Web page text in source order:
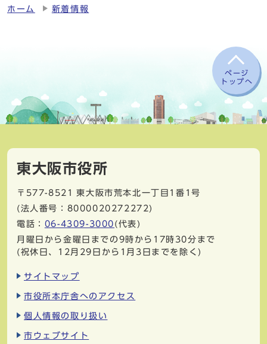
ホーム 新着情報
ページ
トップへ
東大阪市役所
〒577-8521
東大阪市荒本北一丁目1番1号
(法人番号：8000020272272)
電話： 06-4309-3000 (代表)
月曜日から金曜日までの9時から17時30分まで
(祝休日、12月29日から1月3日までを除く)
サイトマップ
市役所本庁舎へのアクセス
個人情報の取り扱い
市ウェブサイト